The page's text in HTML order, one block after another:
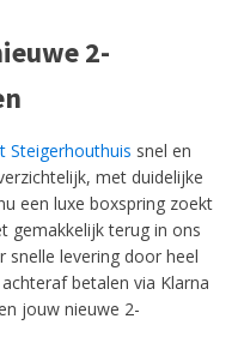
2-
Steigerhouthuis snel en
met duidelijke
een luxe boxspring zoekt
gemakkelijk terug in ons
levering door heel
betalen via Klarna
jouw nieuwe 2-